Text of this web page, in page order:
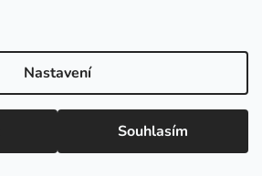
Nastavení
Souhlasím